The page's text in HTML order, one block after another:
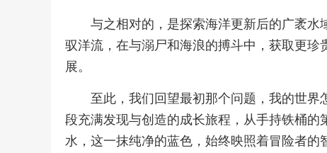
与之相对的，是探索海洋更新后的广袤
驭洋流，在与溺尸和海浪的搏斗中，获取更
展。
至此，我们回望最初那个问题，我的世
段充满发现与创造的成长旅程，从手持铁桶的
水，这一抹纯净的蓝色，始终映照着冒险者